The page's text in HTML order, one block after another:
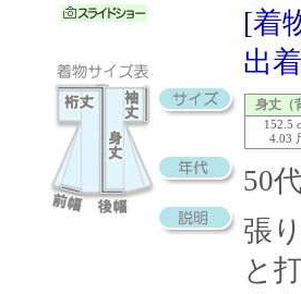
[着
出
身丈（
152.5
4.03
50
張
と